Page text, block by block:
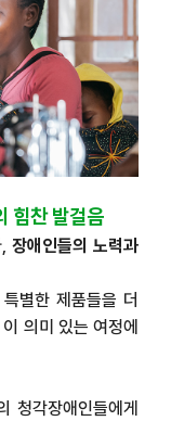
힘찬 발걸음
,장애인들의 노력과
별한 제품들을 더
의미 있는 여정에
청각장애인들에게